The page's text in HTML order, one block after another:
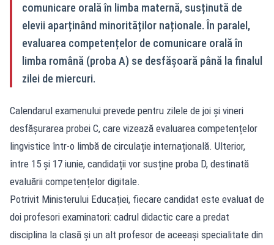
comunicare orală în limba maternă, susținută de
elevii aparținând minorităților naționale. În paralel,
evaluarea competențelor de comunicare orală în
limba română (proba A) se desfășoară până la finalul
zilei de miercuri.
Calendarul examenului prevede pentru zilele de joi și vineri
desfășurarea probei C, care vizează evaluarea competențelor
lingvistice într-o limbă de circulație internațională. Ulterior,
între 15 și 17 iunie, candidații vor susține proba D, destinată
evaluării competențelor digitale.
Potrivit Ministerului Educației, fiecare candidat este evaluat de
doi profesori examinatori: cadrul didactic care a predat
disciplina la clasă și un alt profesor de aceeași specialitate din